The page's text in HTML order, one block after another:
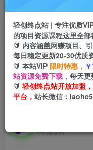
首页 创业课程 会员专属
（7816期）最新男
1500+
2年前发布
轻创终点站 | 专注优质
的项目资源课程这里全部
🔰 内容涵盖网赚项目、
每日稳定更新20-30优质
🔰 本站VIP 限时特惠，
站资源免费下载， 每天更
🔰 轻创终点站开放加盟
平台， 站长微信：